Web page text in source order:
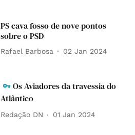
PS cava fosso de nove pontos
sobre o PSD
Rafael Barbosa 02 Jan 2024
Os Aviadores da travessia do
Atlântico
Redação DN 01 Jan 2024